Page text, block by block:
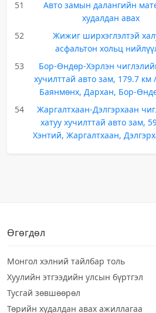
51
Авто замын далангийн
худалдан авах
52
Жижиг ширхэглэлтэй
асфальтон хольц
53
Бор-Өндөр-Хэрлэн
хучилттай авто зам, 179.7 км
Баянмөнх, Дархан, Бор-
54
Жаргалтхаан-Дэлгэрхаан
хатуу хучилттай авто зам,
Хэнтий, Жаргалтхаан,
Өгөгдөл
Монгол хэлний тайлбар толь
Хуулийн этгээдийн улсын бүртгэл
Тусгай зөвшөөрөл
Төрийн худалдан авах ажиллагаа